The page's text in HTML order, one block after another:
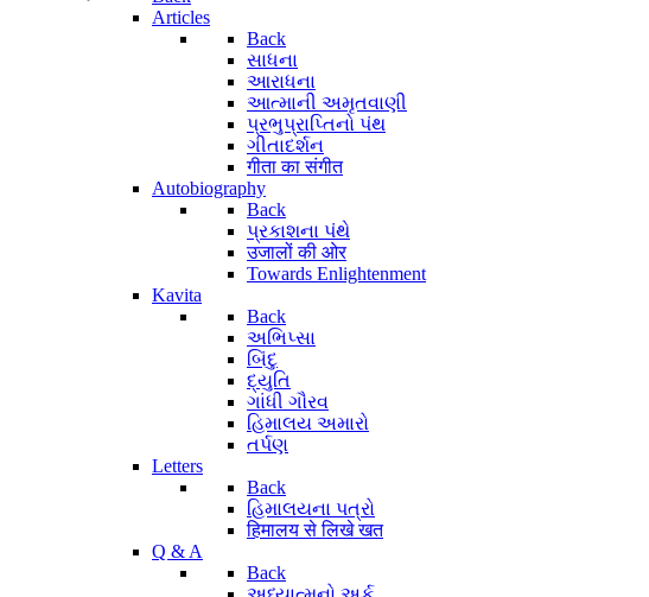
Articles
Back
સાધના
આરાધના
આત્માની અમૃતવાણી
પ્રભુપ્રાપ્તિનો પંથ
ગીતાદર્શન
गीता का संगीत
Autobiography
Back
પ્રકાશના પંથે
उजालों की ओर
Towards Enlightenment
Kavita
Back
અભિપ્સા
બિંદુ
દ્યુતિ
ગાંધી ગૌરવ
હિમાલય અમારો
તર્પણ
Letters
Back
હિમાલયના પત્રો
हिमालय से लिखे खत
Q & A
Back